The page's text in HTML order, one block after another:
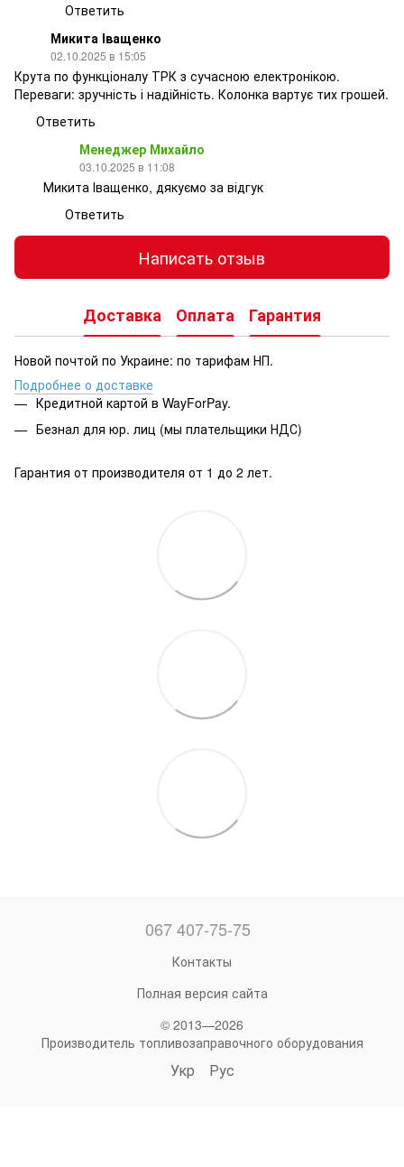
Ответить
Микита Іващенко
02.10.2025 в 15:05
Крута по функціоналу ТРК з сучасною електронікою.
Переваги: зручність і надійність. Колонка вартує тих грошей.
Ответить
Менеджер Михайло
03.10.2025 в 11:08
Микита Іващенко, дякуємо за відгук
Ответить
Написать отзыв
Доставка Оплата Гарантия
Новой почтой по Украине: по тарифам НП.
Подробнее о доставке
Кредитной картой в WayForPay.
Безнал для юр. лиц (мы плательщики НДС)
Гарантия от производителя от 1 до 2 лет.
067 407-75-75
Контакты
Полная версия сайта
© 2013—2026
Производитель топливозаправочного оборудования
Укр Рус